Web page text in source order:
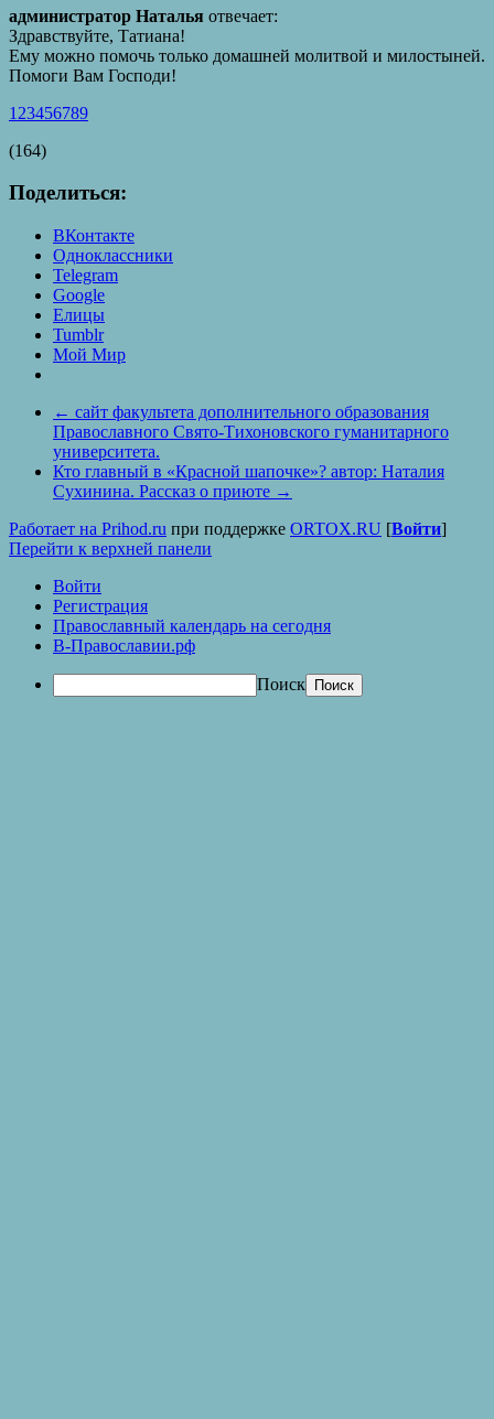
администратор Наталья отвечает:
Здравствуйте, Татиана!
Ему можно помочь только домашней молитвой и милостыней.
Помоги Вам Господи!
1 23456789
(164)
Поделиться:
ВКонтакте
Одноклассники
Telegram
Google
Елицы
Tumblr
Мой Мир
← сайт факультета дополнительного образования
Православного Свято-Тихоновского гуманитарного
университета.
Кто главный в «Красной шапочке»? автор: Наталия
Сухинина. Рассказ о приюте →
Работает на Prihod.ru при поддержке ORTOX.RU [Войти]
Перейти к верхней панели
Войти
Регистрация
Православный календарь на сегодня
В-Православии.рф
Поиск